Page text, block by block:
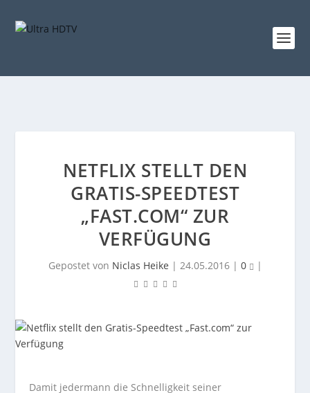
NETFLIX STELLT DEN
GRATIS-SPEEDTEST
„FAST.COM“ ZUR
VERFÜGUNG
Gepostet von Niclas Heike | 24.05.2016| 0 |
Damit jedermann die Schnelligkeit seiner